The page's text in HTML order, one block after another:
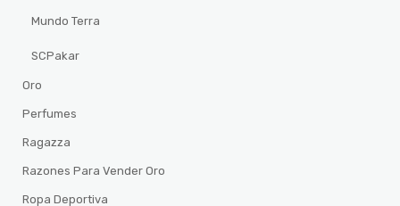
Mundo Terra
SCPakar
Oro
Perfumes
Ragazza
Razones Para Vender Oro
Ropa Deportiva